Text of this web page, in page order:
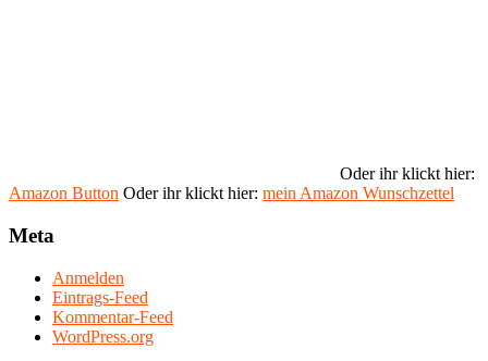
Oder ihr klickt hier:
Amazon Button Oder ihr klickt hier: mein Amazon Wunschzettel
Meta
Anmelden
Eintrags-Feed
Kommentar-Feed
WordPress.org